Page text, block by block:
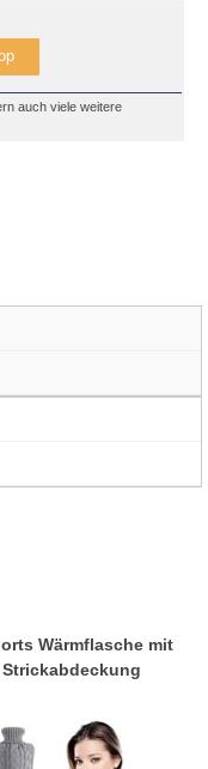
auch viele weitere
Wärmflasche mit
Strickabdeckung